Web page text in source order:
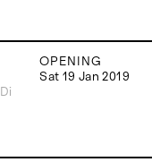
OPENING
Sat 19 Jan 2019